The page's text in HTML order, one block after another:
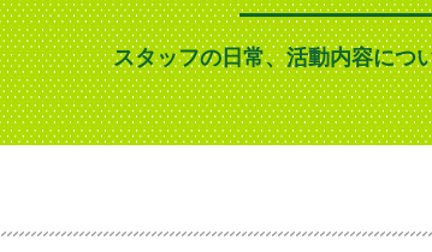
スタッフの日常、活動内容につ